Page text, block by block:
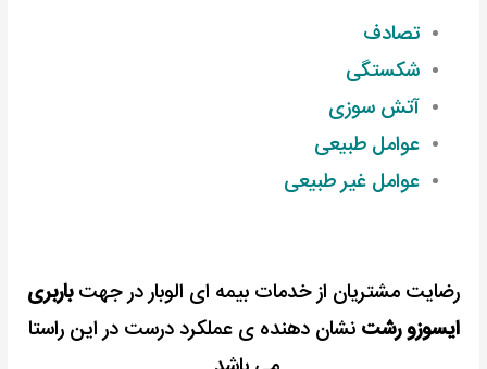
تصادف
شکستگی
آتش سوزی
عوامل طبیعی
عوامل غیر طبیعی
رضایت مشتریان از خدمات بیمه ای الوبار در جهتباربری
ایسوزو رشت نشان دهنده ی عملکرد درست در این راستا